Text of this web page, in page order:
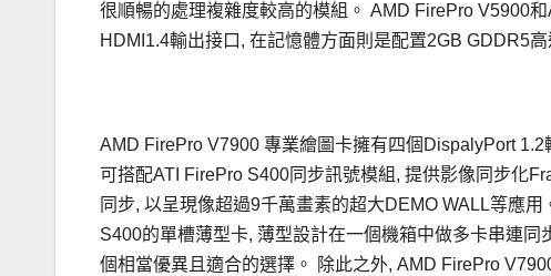
很順暢的處理複雜度較高的模組。 AMD FirePro V5900
HDMI1.4輸出接口, 在記憶體方面則是配置2GB GDDR5高
AMD FirePro V7900 專業繪圖卡擁有四個DispalyPort
可搭配ATI FirePro S400同步訊號模組, 提供影像同步化
同步, 以呈現像超過9千萬畫素的超大DEMO WALL等應
S400的單槽薄型卡, 薄型設計在一個機箱中做多卡串連
個相當優異且適合的選擇。 除此之外, AMD FirePro